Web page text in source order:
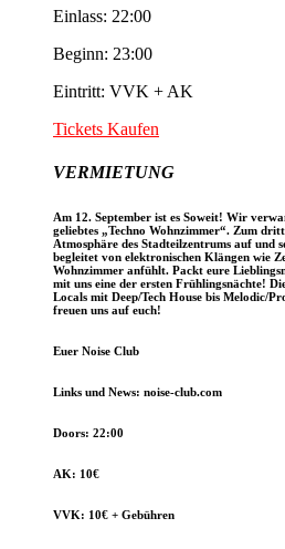
Einlass: 22:00
Beginn: 23:00
Eintritt: VVK + AK
Tickets Kaufen
VERMIETUNG
Am 12. September ist es Soweit! Wir
geliebtes „Techno Wohnzimmer“. Zum
Atmosphäre des Stadteilzentrums auf und
begleitet von elektronischen Klängen wie
Wohnzimmer anfühlt. Packt eure
mit uns eine der ersten Frühlingsnächte!
Locals mit Deep/Tech House bis Melodic/
freuen uns auf euch!
Euer Noise Club
Links und News: noise-club.com
Doors: 22:00
AK: 10€
VVK: 10€ + Gebühren